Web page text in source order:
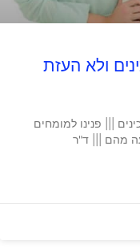
ולא העזת
||| פנינו למומחים
מהם ||| ד"ר